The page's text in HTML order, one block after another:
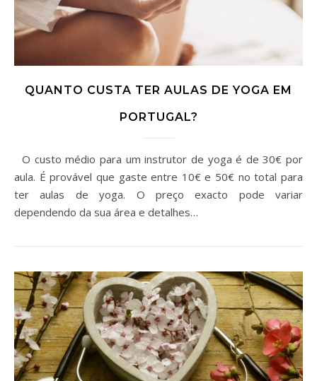
QUANTO CUSTA TER AULAS DE YOGA EM
PORTUGAL?
O custo médio para um instrutor de yoga é de 30€ por
aula. É provável que gaste entre 10€ e 50€ no total para
ter aulas de yoga. O preço exacto pode variar
dependendo da sua área e detalhes…